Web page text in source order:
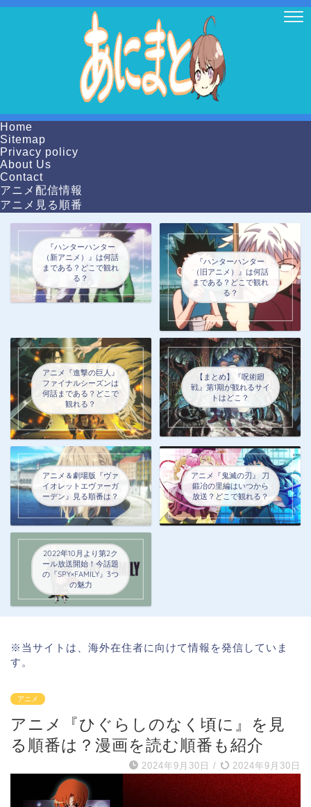
Home
Sitemap
Privacy policy
About Us
Contact
アニメ配信情報
アニメ見る順番
『ハンターハンター
（新アニメ）』は何話
まである？どこで観れ
る？
『ハンターハンター
（旧アニメ）』は何話
まである？どこで観れ
る？
アニメ『進撃の巨人』
ファイナルシーズンは
何話まである？どこで
観れる？
【まとめ】『呪術廻
戦』第1期が観れるサイ
トはどこ？
アニメ＆劇場版『ヴァ
イオレットエヴァーガ
ーデン』見る順番は？
アニメ『鬼滅の刃』 刀
鍛冶の里編はいつから
放送？どこで観れる？
2022年10月より第2ク
ール放送開始！今話題
の『SPY×FAMILY』3つ
の魅力
※当サイトは、海外在住者に向けて情報を発信していま
す。
アニメ
アニメ『ひぐらしのなく頃に』を見
る順番は？漫画を読む順番も紹介
2024年9月30日 / 2024年9月30日